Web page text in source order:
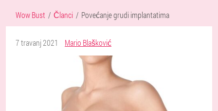
Wow Bust Članci Povećanje grudi implantatima
7 travanj 2021 Mario Blašković